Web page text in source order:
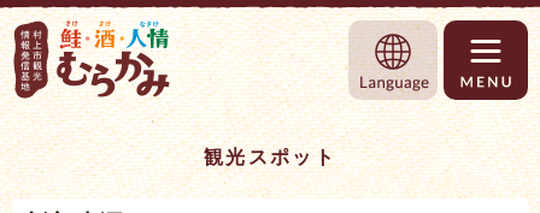
村上市観光情報総合サイト 村上市観光
Language
観光スポット